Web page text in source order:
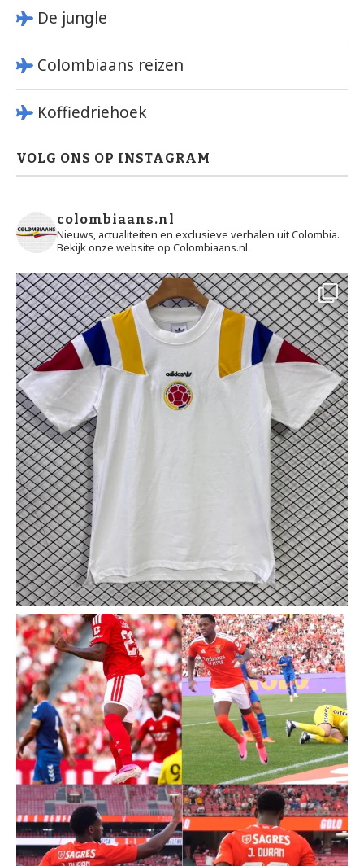
De jungle
Colombiaans reizen
Koffiedriehoek
VOLG ONS OP INSTAGRAM
colombiaans.nl
Nieuws, actualiteiten en exclusieve verhalen uit Colombia.
Bekijk onze website op Colombiaans.nl.